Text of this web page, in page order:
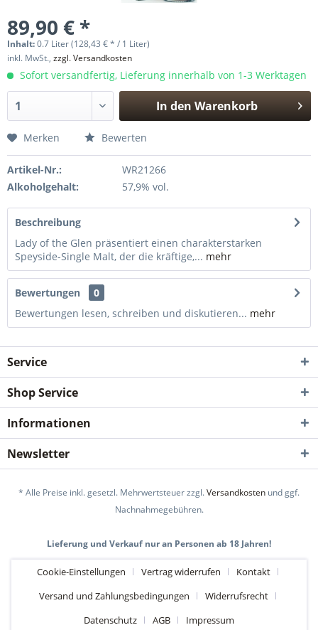
89,90 € *
Inhalt:0.7 Liter (128,43 € * / 1 Liter)
inkl. MwSt., zzgl. Versandkosten
Sofort versandfertig, Lieferung innerhalb von 1-3 Werktagen
In den Warenkorb
Merken Bewerten
Artikel-Nr.:
WR21266
Alkoholgehalt:
57,9% vol.
Beschreibung
Lady of the Glen präsentiert einen charakterstarken
Speyside-Single Malt, der die kräftige,... mehr
Bewertungen
0
Bewertungen lesen, schreiben und diskutieren... mehr
Service
Shop Service
Informationen
Newsletter
* Alle Preise inkl. gesetzl. Mehrwertsteuer zzgl.Versandkosten und ggf.
Nachnahmegebühren.
Lieferung und Verkauf nur an Personen ab 18 Jahren!
Cookie-Einstellungen Vertrag widerrufen
Kontakt
Versand und Zahlungsbedingungen
Widerrufsrecht
Datenschutz
AGB Impressum